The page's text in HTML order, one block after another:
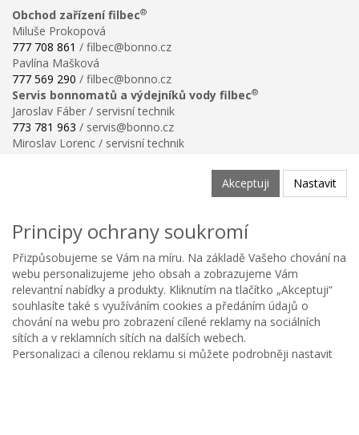
Obchod zařízení filbec®
Miluše Prokopová
777 708 861 / filbec@bonno.cz
Pavlína Mašková
777 569 290 / filbec@bonno.cz
Servis bonnomatů a výdejníků vody filbec®
Jaroslav Fáber / servisní technik
773 781 963 / servis@bonno.cz
Miroslav Lorenc / servisní technik
Ochrana osobních údajů
Poučení o právu na odstoupení od smlouvy
Reklamační řád
Reklamační protokol ke stažení
Velikostní tabulka
Nastavení soukromí
Odstoupení od smlouvy
Copyright © BONNO GASTRO SERVIS s.r.o. 2026
Kategorie Oblíbené Menu Košík
Akceptuji Nastavit
Principy ochrany soukromí
Přizpůsobujeme se Vám na míru. Na základě Vašeho chování na
webu personalizujeme jeho obsah a zobrazujeme Vám
relevantní nabídky a produkty. Kliknutím na tlačítko „Akceptuji“
souhlasíte také s využíváním cookies a předáním údajů o
chování na webu pro zobrazení cílené reklamy na sociálních
sítích a v reklamních sítích na dalších webech.
Personalizaci a cílenou reklamu si můžete podrobněji nastavit